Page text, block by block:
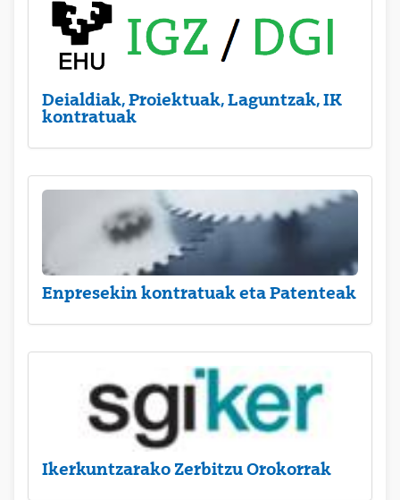
Deialdiak, Proiektuak, Laguntzak, IK
kontratuak
Enpresekin kontratuak eta Patenteak
Ikerkuntzarako Zerbitzu Orokorrak